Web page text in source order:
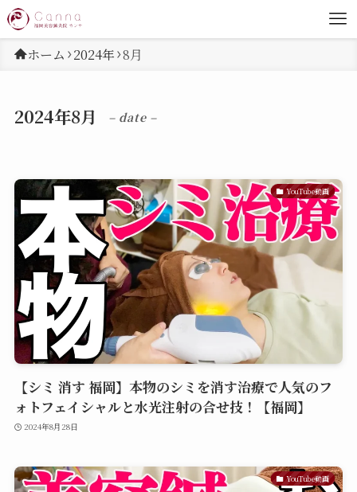
ホーム 2024年 8月
2024年8月 – date –
YouTube動画
【シミ 消す 福岡】本物のシミを消す治療で人気のフ
ォトフェイシャルと水光注射の合せ技！【福岡】
2024年8月28日
YouTube動画